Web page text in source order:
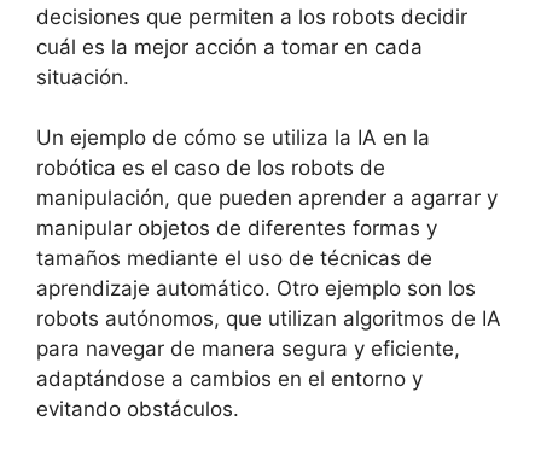
decisiones que permiten a los robots decidir
cuál es la mejor acción a tomar en cada
situación.
Un ejemplo de cómo se utiliza la IA en la
robótica es el caso de los robots de
manipulación, que pueden aprender a agarrar y
manipular objetos de diferentes formas y
tamaños mediante el uso de técnicas de
aprendizaje automático. Otro ejemplo son los
robots autónomos, que utilizan algoritmos de IA
para navegar de manera segura y eficiente,
adaptándose a cambios en el entorno y
evitando obstáculos.